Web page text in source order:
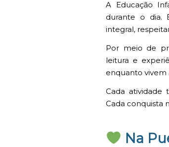
A Educação
durante o dia.
integral,
Por meio de
leitura e
enquanto vivem
Cada atividade
Cada conquista
Na